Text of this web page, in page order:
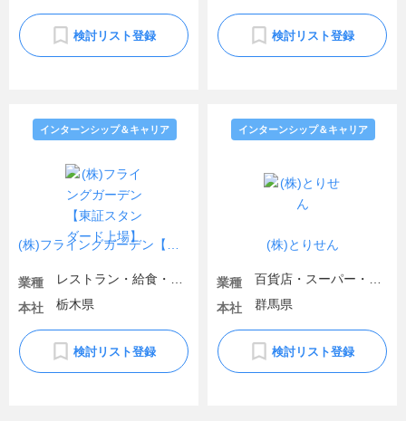
検討リスト登録 検討リスト登録
インターンシップ＆キャリア
業種
本社
栃木県
検討リスト登録
(株)とりせん
インターンシップ＆キャリア
業種
本社
群馬県
検討リスト登録